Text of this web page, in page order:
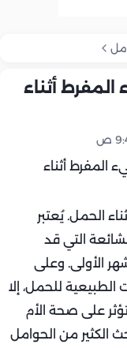
أثناء
الحمل. يُعتبر
التي قد
الأولى. وعلى
الطبيعية للحمل، إلا
على صحة الأم
الكثير من الحوامل